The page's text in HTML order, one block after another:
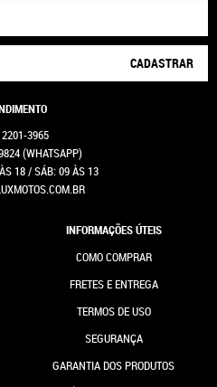
CADASTRAR
2201-3965
(WHATSAPP)
18 / SÁB: 09 ÀS 13
INFORMAÇÕES ÚTEIS
COMO COMPRAR
FRETES E ENTREGA
TERMOS DE USO
SEGURANÇA
GARANTIA DOS PRODUTOS